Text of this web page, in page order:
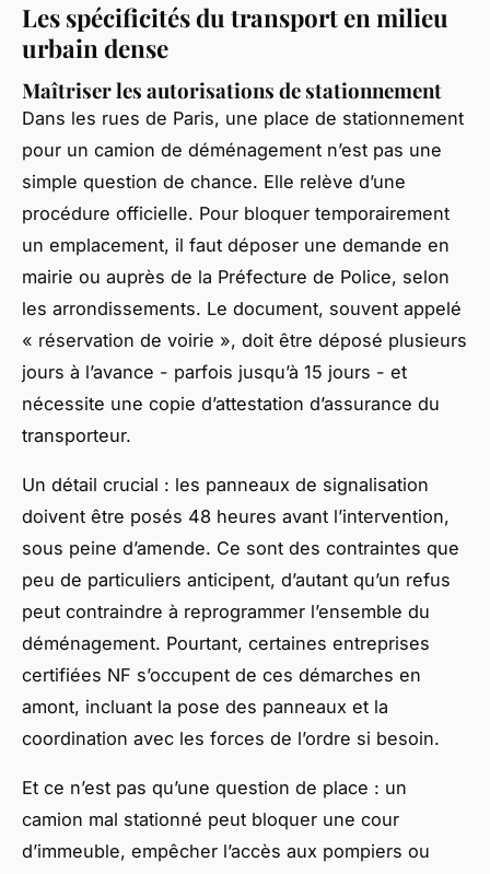
Les spécificités du transport en milieu
urbain dense
Maîtriser les autorisations de stationnement
Dans les rues de Paris, une place de stationnement
pour un camion de déménagement n’est pas une
simple question de chance. Elle relève d’une
procédure officielle. Pour bloquer temporairement
un emplacement, il faut déposer une demande en
mairie ou auprès de la Préfecture de Police, selon
les arrondissements. Le document, souvent appelé
« réservation de voirie », doit être déposé plusieurs
jours à l’avance - parfois jusqu’à 15 jours - et
nécessite une copie d’attestation d’assurance du
transporteur.
Un détail crucial : les panneaux de signalisation
doivent être posés 48 heures avant l’intervention,
sous peine d’amende. Ce sont des contraintes que
peu de particuliers anticipent, d’autant qu’un refus
peut contraindre à reprogrammer l’ensemble du
déménagement. Pourtant, certaines entreprises
certifiées NF s’occupent de ces démarches en
amont, incluant la pose des panneaux et la
coordination avec les forces de l’ordre si besoin.
Et ce n’est pas qu’une question de place : un
camion mal stationné peut bloquer une cour
d’immeuble, empêcher l’accès aux pompiers ou